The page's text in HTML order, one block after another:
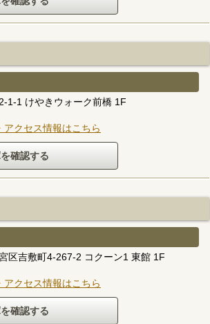
1-1 けやきウォーク前橋 1F
クセス情報はこちら
区吉敷町4-267-2 コクーン1 東館 1F
クセス情報はこちら